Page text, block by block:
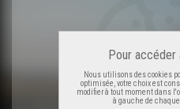
Pour accéder
Nous utilisons des cookies
optimisée, votre choix est
modifier à tout moment dans
à gauche de chaque